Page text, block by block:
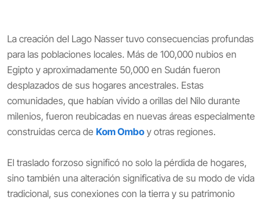
La creación del Lago Nasser tuvo consecuencias profundas
para las poblaciones locales. Más de 100,000 nubios en
Egipto y aproximadamente 50,000 en Sudán fueron
desplazados de sus hogares ancestrales. Estas
comunidades, que habían vivido a orillas del Nilo durante
milenios, fueron reubicadas en nuevas áreas especialmente
construidas cerca de Kom Ombo y otras regiones.
El traslado forzoso significó no solo la pérdida de hogares,
sino también una alteración significativa de su modo de vida
tradicional, sus conexiones con la tierra y su patrimonio